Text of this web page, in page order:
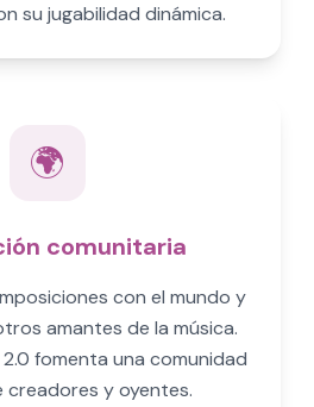
su jugabilidad dinámica.
🌍
comunitaria
con el mundo y
amantes de la música.
fomenta una comunidad
creadores y oyentes.